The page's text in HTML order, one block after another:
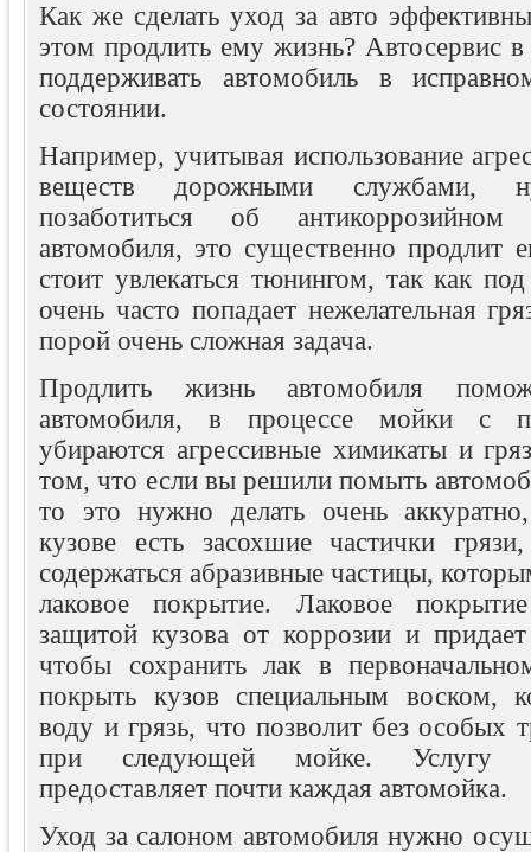
Как же сделать уход за авто
этом продлить ему жизнь? Автосервис
поддерживать автомобиль в
состоянии.
Например, учитывая использование
веществ дорожными службами,
позаботиться об
автомобиля, это существенно продлит
стоит увлекаться тюнингом, так как
очень часто попадает нежелательная
порой очень сложная задача.
Продлить жизнь автомобиля
автомобиля, в процессе мойки с
убираются агрессивные химикаты и
том, что если вы решили помыть
то это нужно делать очень
кузове есть засохшие частички
содержаться абразивные частицы,
лаковое покрытие. Лаковое
защитой кузова от коррозии и
чтобы сохранить лак в
покрыть кузов специальным воском,
воду и грязь, что позволит без особых
при следующей мойке. Услугу
предоставляет почти каждая автомойка.
Уход за салоном автомобиля нужно